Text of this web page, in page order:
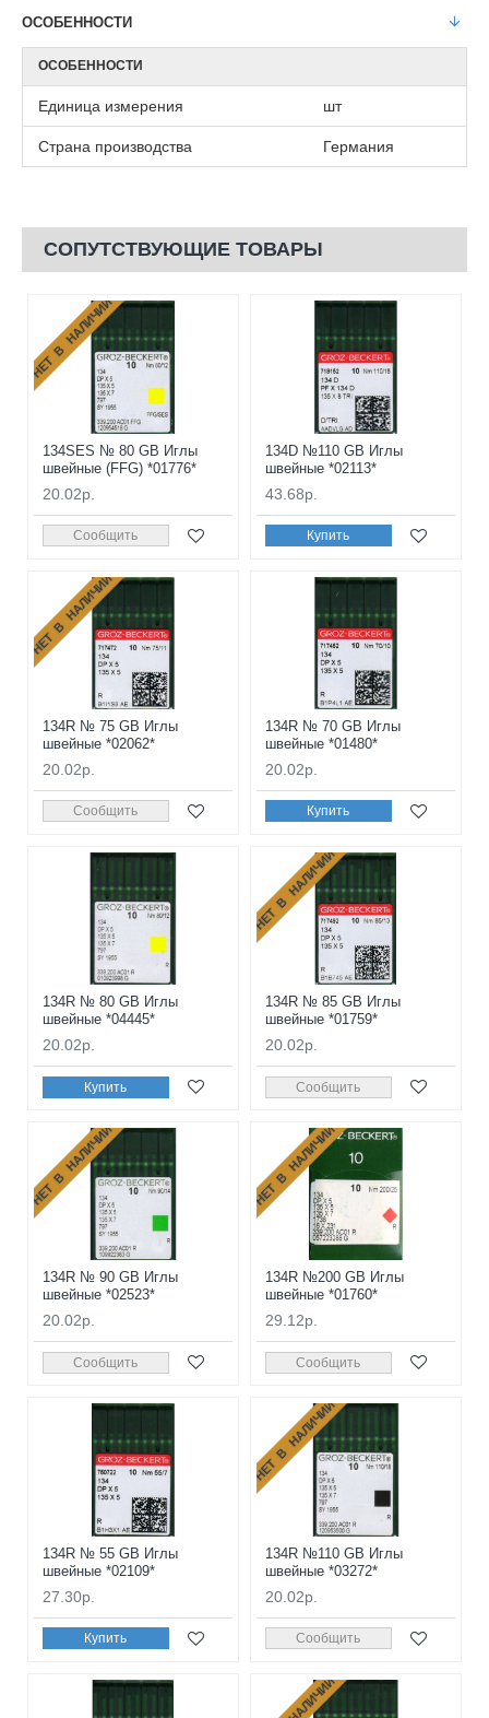
ОСОБЕННОСТИ
ОСОБЕННОСТИ
Единица измерения шт
Страна производства Германия
СОПУТСТВУЮЩИЕ ТОВАРЫ
НЕТ В НАЛИЧИИ
134SES № 80 GB Иглы
швейные (FFG) *01776*
20.02р.
Сообщить
134D №110 GB Иглы
швейные *02113*
43.68р.
Купить
НЕТ В НАЛИЧИИ
134R № 75 GB Иглы
швейные *02062*
20.02р.
Сообщить
134R № 70 GB Иглы
швейные *01480*
20.02р.
Купить
134R № 80 GB Иглы
швейные *04445*
20.02р.
Купить
НЕТ В НАЛИЧИИ
134R № 85 GB Иглы
швейные *01759*
20.02р.
Сообщить
НЕТ В НАЛИЧИИ
134R № 90 GB Иглы
швейные *02523*
20.02р.
Сообщить
НЕТ В НАЛИЧИИ
134R №200 GB Иглы
швейные *01760*
29.12р.
Сообщить
134R № 55 GB Иглы
швейные *02109*
27.30р.
Купить
НЕТ В НАЛИЧИИ
134R №110 GB Иглы
швейные *03272*
20.02р.
Сообщить